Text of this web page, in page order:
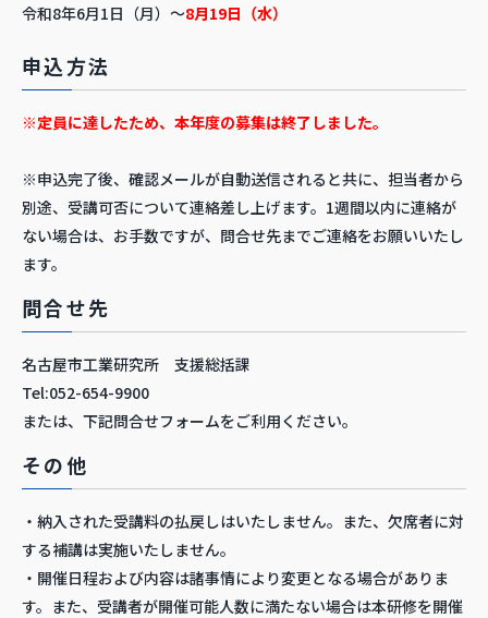
令和8年6月1日（月）～8月19日（水）
申込方法
※定員に達したため、本年度の募集は終了しました。
※申込完了後、確認メールが自動送信されると共に、担当者から
別途、受講可否について連絡差し上げます。1週間以内に連絡が
ない場合は、お手数ですが、問合せ先までご連絡をお願いいたし
ます。
問合せ先
名古屋市工業研究所 支援総括課
Tel:052-654-9900
または、下記問合せフォームをご利用ください。
その他
・納入された受講料の払戻しはいたしません。また、欠席者に対
する補講は実施いたしません。
・開催日程および内容は諸事情により変更となる場合がありま
す。また、受講者が開催可能人数に満たない場合は本研修を開催